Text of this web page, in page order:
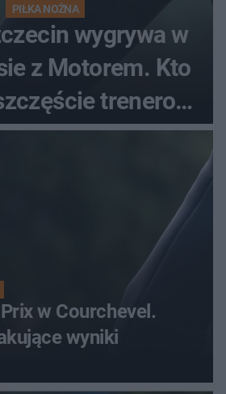
PIŁKA NOŻNA
wygrywa w
z Motorem. Kto
trenerowi
w Courchevel.
wyniki